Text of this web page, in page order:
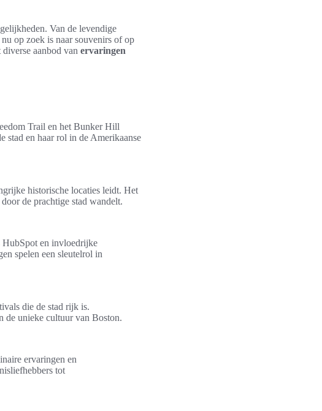
Van de levendige
op zoek is naar souvenirs of op
aanbod van ervaringen
Trail en het Bunker Hill
stad en haar rol in de Amerikaanse
historische locaties leidt. Het
de prachtige stad wandelt.
HubSpot en invloedrijke
spelen een sleutelrol in
die de stad rijk is.
de unieke cultuur van Boston.
ervaringen en
tot